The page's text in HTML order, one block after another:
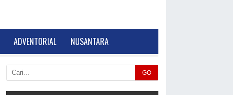
ADVENTORIAL NUSANTARA
GO